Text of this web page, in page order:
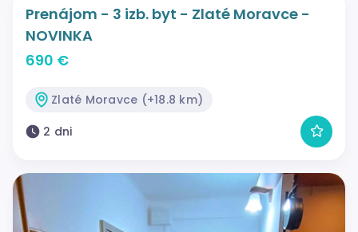
Prenájom - 3 izb. byt - Zlaté Moravce -
NOVINKA
690 €
Zlaté Moravce (+18.8 km)
2 dni